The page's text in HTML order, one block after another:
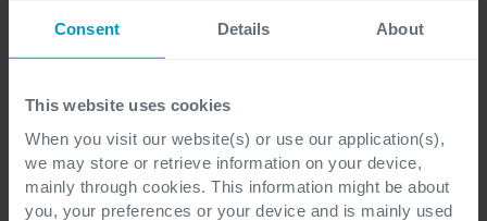
Consent Details About
This website uses cookies
When you visit our website(s) or use our application(s),
we may store or retrieve information on your device,
mainly through cookies. This information might be about
you, your preferences or your device and is mainly used
Bedrijf*
Telefoonnummer*